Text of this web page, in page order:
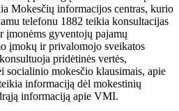
Mokesčių informacijos centras, kurio
telefonu 1882 teikia konsultacijas
įmonėms gyventojų pajamų
įmokų ir privalomojo sveikatos
pridėtinės vertės,
socialinio mokesčio klausimais, apie
informaciją dėl mokestinių
informaciją apie VMI.